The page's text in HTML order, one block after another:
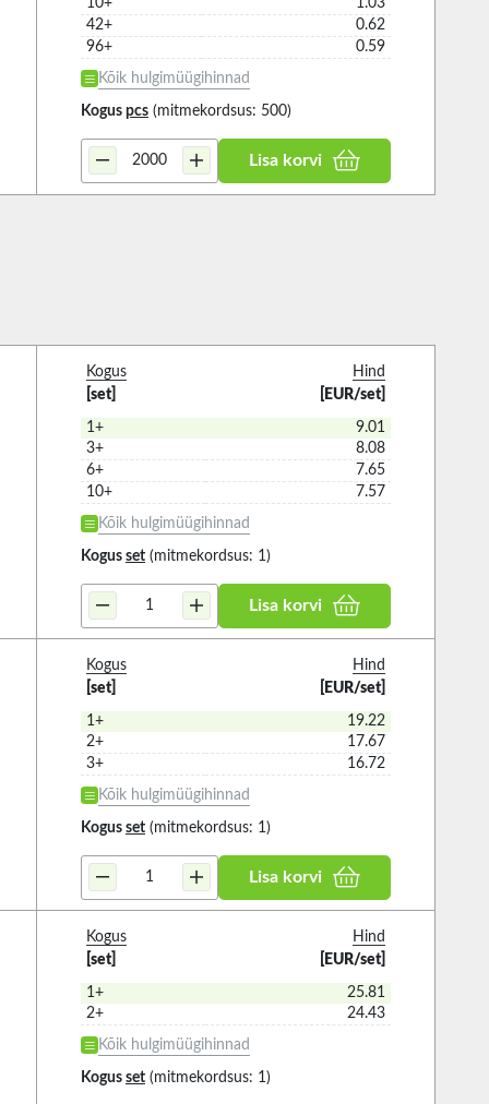
42+
0.62
96+
0.59
Kõik hulgimüügihinnad
Kogus pcs (mitmekordsus: 500)
Lisa korvi
Kogus
[set]
Hind
[EUR/set]
1+
9.01
3+
8.08
6+
7.65
10+
7.57
Kõik hulgimüügihinnad
Kogus set (mitmekordsus: 1)
Lisa korvi
Kogus
[set]
Hind
[EUR/set]
1+
19.22
2+
17.67
3+
16.72
Kõik hulgimüügihinnad
Kogus set (mitmekordsus: 1)
Lisa korvi
Kogus
[set]
Hind
[EUR/set]
1+
25.81
2+
24.43
Kõik hulgimüügihinnad
Kogus set (mitmekordsus: 1)